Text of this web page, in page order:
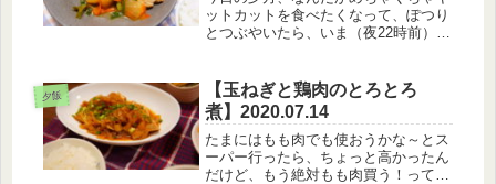
ットカットを食べたくなって、ぽつり
とつぶやいたら、いま（夜22時前）、
き、食べたかったんだよぅ・・・
（笑）とはいえ、もうすでにお風呂に
も入っ...
夕飯
【玉ねぎと鶏肉のとろとろ
煮】2020.07.14
たまにはもも肉でも使おうかな～とス
ーパー行ったら、ちょっと高かったん
だけど、もう絶対もも肉買う！ってい